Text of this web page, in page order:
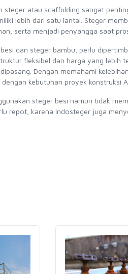
steger atau scaffolding sangat
lebih dari satu lantai. Steger
serta menjadi penyangga saat
dan steger bambu, perlu
fleksibel dan harga yang lebih
Dengan memahami
kebutuhan proyek konstruksi
steger besi namun tidak
repot, karena Indosteger juga